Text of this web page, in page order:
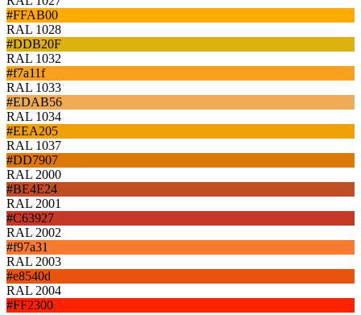
#FFAB00
RAL 1028
#DDB20F
RAL 1032
#f7a11f
RAL 1033
#EDAB56
RAL 1034
#EEA205
RAL 1037
#DD7907
RAL 2000
#BE4E24
RAL 2001
#C63927
RAL 2002
#f97a31
RAL 2003
#e8540d
RAL 2004
#FF2300